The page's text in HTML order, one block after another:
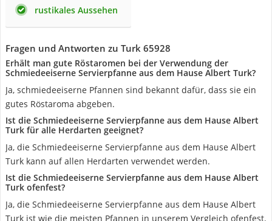
rustikales Aussehen
Fragen und Antworten zu Turk 65928
Erhält man gute Röstaromen bei der Verwendung der
Schmiedeeiserne Servierpfanne aus dem Hause Albert Turk?
Ja, schmiedeeiserne Pfannen sind bekannt dafür, dass sie ein
gutes Röstaroma abgeben.
Ist die Schmiedeeiserne Servierpfanne aus dem Hause Albert
Turk für alle Herdarten geeignet?
Ja, die Schmiedeeiserne Servierpfanne aus dem Hause Albert
Turk kann auf allen Herdarten verwendet werden.
Ist die Schmiedeeiserne Servierpfanne aus dem Hause Albert
Turk ofenfest?
Ja, die Schmiedeeiserne Servierpfanne aus dem Hause Albert
Turk ist wie die meisten Pfannen in unserem Vergleich ofenfest.